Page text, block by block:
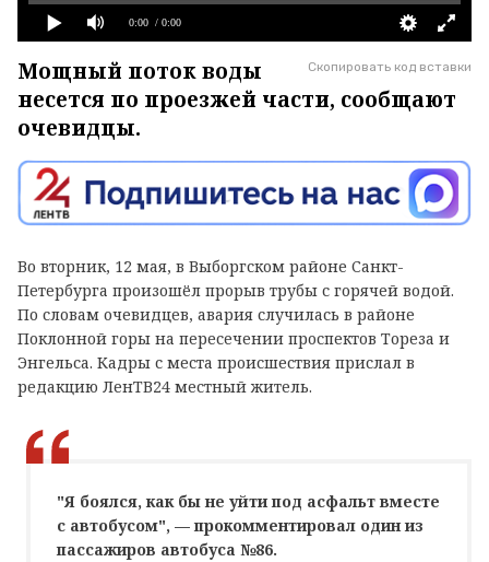
0:00 / 0:00
Скопировать код вставки
Мощный поток воды
несется по проезжей части, сообщают
очевидцы.
Во вторник, 12 мая, в Выборгском районе Санкт-
Петербурга произошёл прорыв трубы с горячей водой.
По словам очевидцев, авария случилась в районе
Поклонной горы на пересечении проспектов Тореза и
Энгельса. Кадры с места происшествия прислал в
редакцию ЛенТВ24 местный житель.
"Я боялся, как бы не уйти под асфальт вместе
с автобусом", — прокомментировал один из
пассажиров автобуса №86.